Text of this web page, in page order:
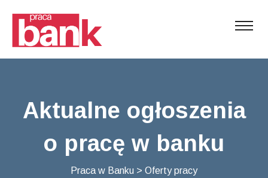
Aktualne ogłoszenia
o pracę w banku
Praca w Banku > Oferty pracy